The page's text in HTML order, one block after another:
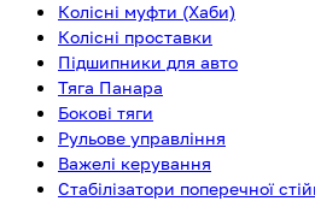
Колісні муфти (Хаби)
Колісні проставки
Підшипники для авто
Тяга Панара
Бокові тяги
Рульове управління
Важелі керування
Стабілізатори поперечної